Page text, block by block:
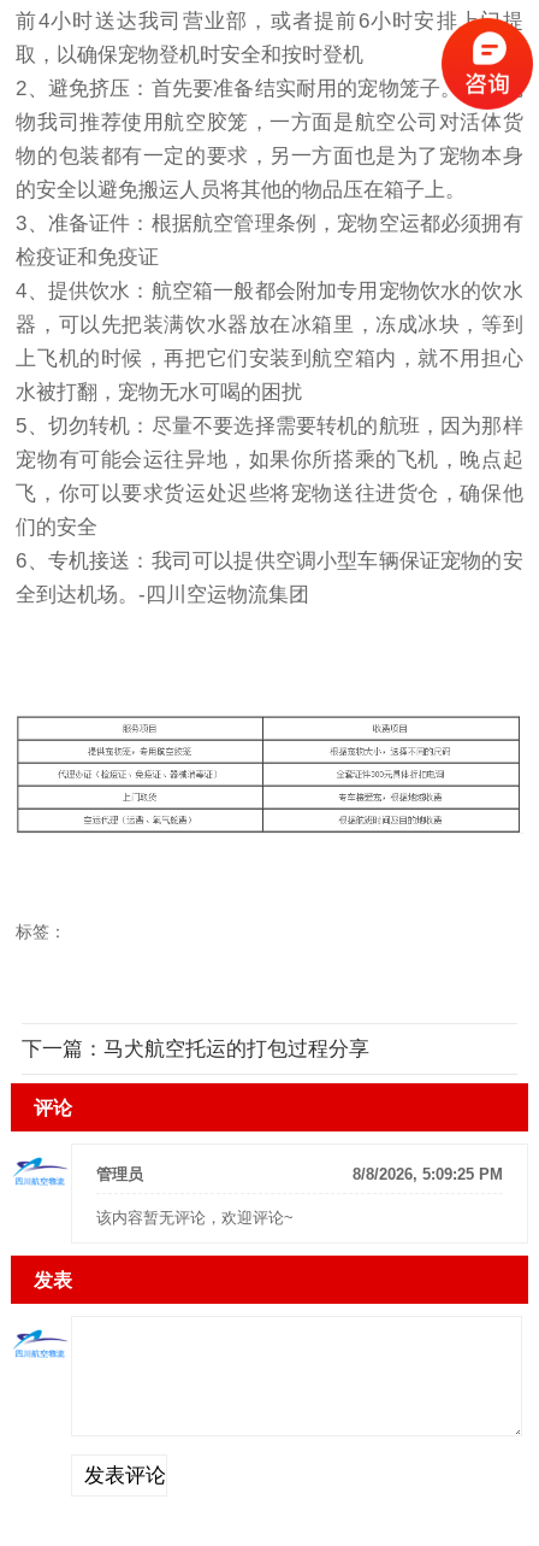
前4小时送达我司营业部，或者提前6小时安排上门提
取，以确保宠物登机时安全和按时登机
2、避免挤压：首先要准备结实耐用的宠物笼子。运输宠
物我司推荐使用航空胶笼，一方面是航空公司对活体货
物的包装都有一定的要求，另一方面也是为了宠物本身
的安全以避免搬运人员将其他的物品压在箱子上。
3、准备证件：根据航空管理条例，宠物空运都必须拥有
检疫证和免疫证
4、提供饮水：航空箱一般都会附加专用宠物饮水的饮水
器，可以先把装满饮水器放在冰箱里，冻成冰块，等到
上飞机的时候，再把它们安装到航空箱内，就不用担心
水被打翻，宠物无水可喝的困扰
5、切勿转机：尽量不要选择需要转机的航班，因为那样
宠物有可能会运往异地，如果你所搭乘的飞机，晚点起
飞，你可以要求货运处迟些将宠物送往进货仓，确保他
们的安全
6、专机接送：我司可以提供空调小型车辆保证宠物的安
全到达机场。-四川空运物流集团
标签：
下一篇： 马犬航空托运的打包过程分享
评论
8/8/2026, 5:09:25 PM
管理员
该内容暂无评论，欢迎评论~
发表